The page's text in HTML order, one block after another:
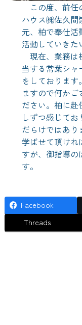
この度、前任
ハウス㈱佐久間
元、柏で奉仕活
活動していきた
現在、業務は
当する常葉シャ
をしております
ますので何かご
ださい。柏に
しずつ感じて
だらけではあり
学ばせて頂けれ
すが、御指導の
す。
Facebook
Threads